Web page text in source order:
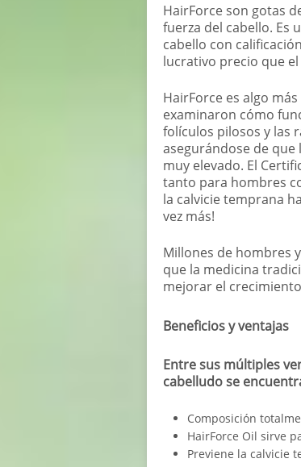
HairForce son gotas
fuerza del cabello. Es
cabello con
lucrativo precio que
HairForce es algo
examinaron cómo
folículos pilosos y las
asegurándose de que
muy elevado. El
tanto para hombres
la calvicie temprana
vez más!
Millones de hombres
que la medicina
mejorar el
Beneficios y ventajas
Entre sus múltiples
cabelludo se
Composición
HairForce Oil sirve
Previene la calvicie